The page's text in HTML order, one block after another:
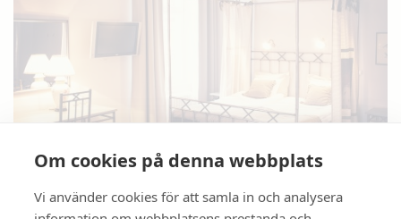
Om cookies på denna webbplats
Vi använder cookies för att samla in och analysera